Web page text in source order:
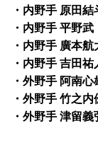
・内野手 原田
・内野手 平
・内野手 廣本
・内野手 吉田
・外野手 阿南
・外野手 竹之内
・外野手 津留